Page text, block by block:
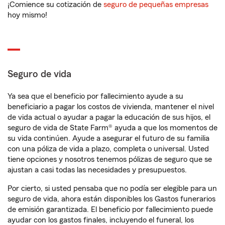
¡Comience su cotización de seguro de pequeñas empresas
hoy mismo!
Seguro de vida
Ya sea que el beneficio por fallecimiento ayude a su
beneficiario a pagar los costos de vivienda, mantener el nivel
de vida actual o ayudar a pagar la educación de sus hijos, el
seguro de vida de State Farm® ayuda a que los momentos de
su vida continúen. Ayude a asegurar el futuro de su familia
con una póliza de vida a plazo, completa o universal. Usted
tiene opciones y nosotros tenemos pólizas de seguro que se
ajustan a casi todas las necesidades y presupuestos.
Por cierto, si usted pensaba que no podía ser elegible para un
seguro de vida, ahora están disponibles los Gastos funerarios
de emisión garantizada. El beneficio por fallecimiento puede
ayudar con los gastos finales, incluyendo el funeral, los